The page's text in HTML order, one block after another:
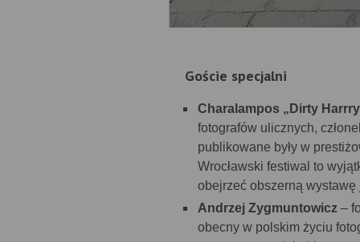
Goście specjalni
Charalampos „Dirty
fotografów ulicznych,
publikowane były w
Wrocławski festiwal to
obejrzeć obszerną wystawę
Andrzej Zygmuntowicz –
obecny w polskim życiu